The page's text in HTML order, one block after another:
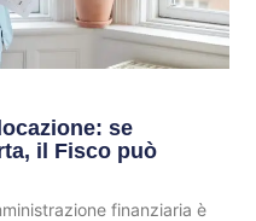
se
il Fisco può
finanziaria è